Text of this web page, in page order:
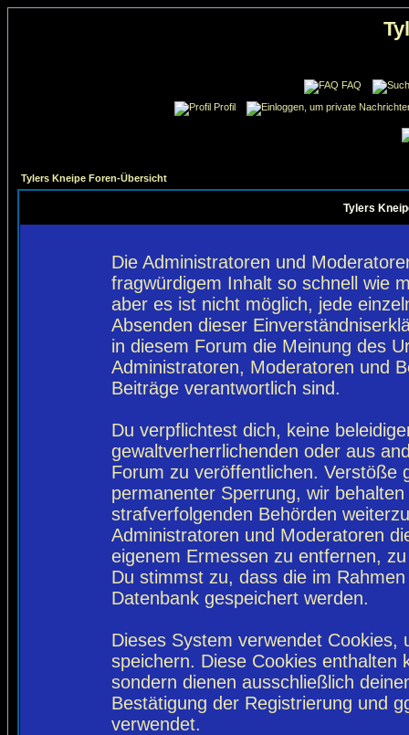
FAQ
Profil
Tylers Kneipe Foren-Übersicht
Tylers
Die Administratoren und
fragwürdigem Inhalt so schnell wie
aber es ist nicht möglich, jede
Absenden dieser
in diesem Forum die Meinung des
Administratoren, Moderatoren und
Beiträge verantwortlich sind.
Du verpflichtest dich, keine
gewaltverherrlichenden oder aus
Forum zu veröffentlichen. Verstöße
permanenter Sperrung, wir
strafverfolgenden Behörden
Administratoren und Moderatoren
eigenem Ermessen zu entfernen,
Du stimmst zu, dass die im
Datenbank gespeichert werden.
Dieses System verwendet
speichern. Diese Cookies enthalten
sondern dienen ausschließlich
Bestätigung der Registrierung und
verwendet.